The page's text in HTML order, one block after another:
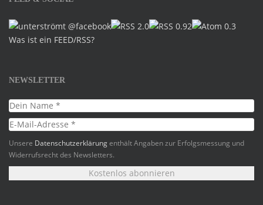
Was ist ein FEED/RSS?
NEWSLETTER
Unsere Datenschutzerklärungenthält Angaben zur Erfolgsmessung und
Widerrufsrecht des Newsletters.